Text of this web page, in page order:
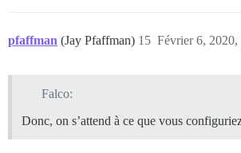
pfaffman (Jay Pfaffman) Février 6, 2020,
15
Falco:
Donc, on s’attend à ce que vous